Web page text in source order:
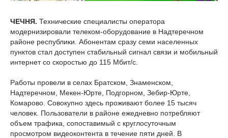
ЧЕЧНЯ. Технические специалисты оператора
модернизировали телеком-оборудование в Надтеречном
районе республики. Абонентам сразу семи населенных
пунктов стал доступен стабильный сигнал связи и мобильный
интернет со скоростью до 115 Мбит/с.
Работы провели в селах Братском, Знаменском,
Надтеречном, Мекен-Юрте, Подгорном, Зебир-Юрте,
Комарово. Совокупно здесь проживают более 15 тысяч
человек. Пользователи в районе ежедневно потребляют
объем трафика, сопоставимый с круглосуточным
просмотром видеоконтента в течение пяти дней. В